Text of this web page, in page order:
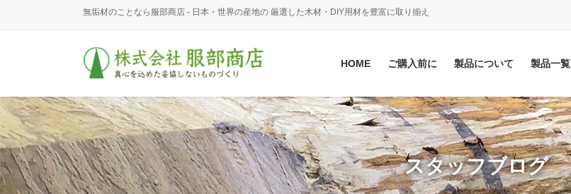
移
動
ン
に
移
動
無垢材のことなら服部商店 - 日本・世界の産地の 厳選した木材・DIY用材を豊富に取り揃え
HOME ご購入前に 製品について 製品一覧
スタッフブログ